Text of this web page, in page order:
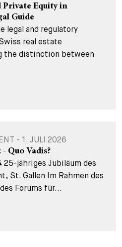
Private Equity in
Guide
legal and regulatory
real estate
the distinction between
- 1. JULI 2026
Quo Vadis?
25-jähriges Jubiläum des
St. Gallen Im Rahmen des
Forums für...